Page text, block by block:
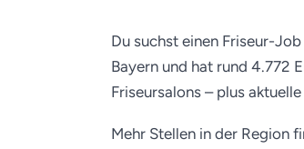
Du suchst einen Friseur-
Bayern und hat rund 4.772
Friseursalons – plus
Mehr Stellen in der Region